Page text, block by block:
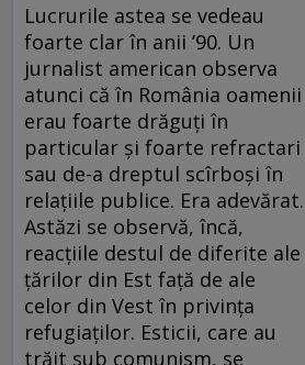
Lucrurile astea se vedeau
foarte clar în anii ’90. Un
jurnalist american observa
atunci că în România oamenii
erau foarte drăguţi în
particular şi foarte refractari
sau de-a dreptul scîrboşi în
relaţiile publice. Era adevărat.
Astăzi se observă, încă,
reacţiile destul de diferite ale
ţărilor din Est faţă de ale
celor din Vest în privinţa
refugiaţilor. Esticii, care au
trăit sub comunism, se